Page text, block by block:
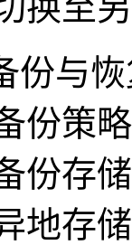
份与
份策
份存
地存